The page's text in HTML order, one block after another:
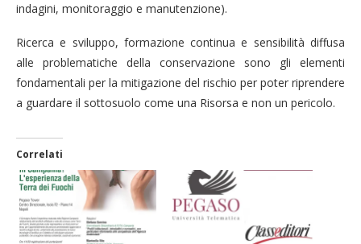
indagini, monitoraggio e manutenzione).
Ricerca e sviluppo, formazione continua e sensibilità diffusa
alle problematiche della conservazione sono gli elementi
fondamentali per la mitigazione del rischio per poter riprendere
a guardare il sottosuolo come una Risorsa e non un pericolo.
Correlati